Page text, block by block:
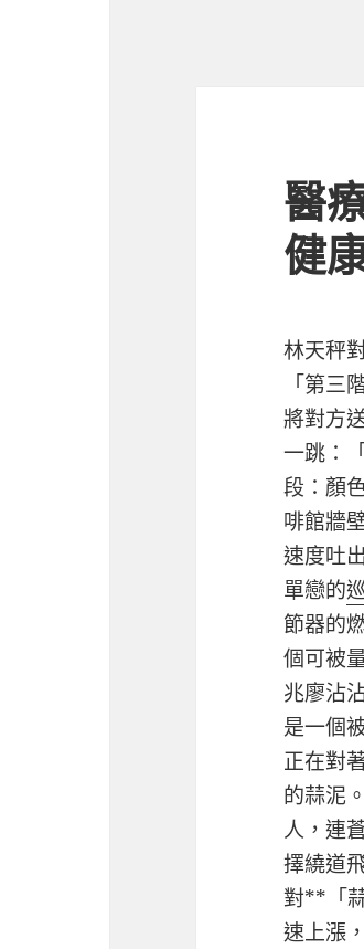
醫
健
林天秤
「第三
將對方
一跳：
段：顏
啡館牆
速度吐
單戀的
節器的
個可被
兆廖沾
是一個
正在對
的蒜泥
人，連
擇繞道
對**「
速上漲